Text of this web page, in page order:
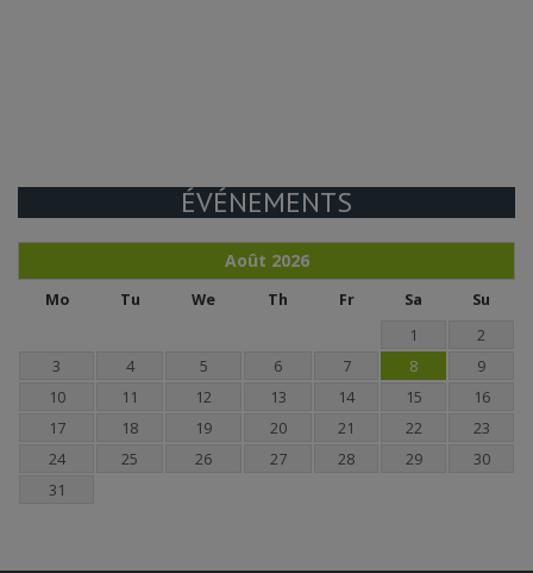
ÉVÉNEMENTS
Août 2026
Mo Tu We Th Fr Sa
Su
1
2
3
4 5 6 7 8
9
10
11 12 13 14 15
16
17
18 19 20 21 22
23
24
25 26 27 28 29
30
31